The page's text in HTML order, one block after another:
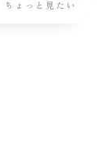
ちょっと見たい